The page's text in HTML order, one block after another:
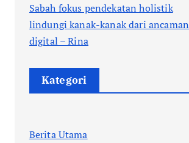
Sabah fokus pendekatan holistik
lindungi kanak-kanak dari ancaman
digital – Rina
Kategori
Berita Utama